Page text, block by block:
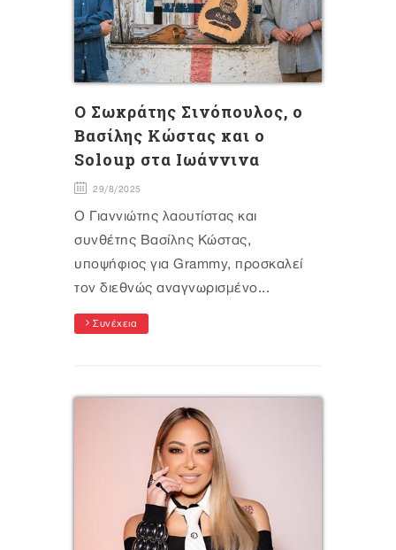
Ο Σωκράτης Σινόπουλος, ο
Βασίλης Κώστας και ο
Soloup στα Ιωάννινα
29/8/2025
Ο Γιαννιώτης λαουτίστας και
συνθέτης Βασίλης Κώστας,
υποψήφιος για Grammy, προσκαλεί
τον διεθνώς αναγνωρισμένο...
Συνέχεια